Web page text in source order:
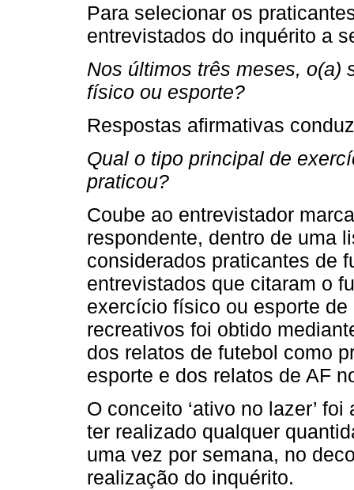
Para selecionar os
entrevistados do inquérito a
Nos últimos três meses, o(a)
físico ou esporte?
Respostas afirmativas
Qual o tipo principal de
praticou?
Coube ao entrevistador
respondente, dentro de uma
considerados praticantes de
entrevistados que citaram o
exercício físico ou esporte
recreativos foi obtido
dos relatos de futebol como
esporte e dos relatos de AF
O conceito ‘ativo no lazer’
ter realizado qualquer
uma vez por semana, no
realização do inquérito.